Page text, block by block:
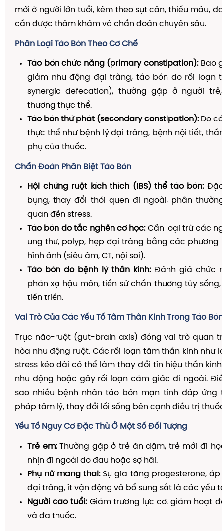
mới ở người lớn tuổi, kèm theo sụt cân, thiếu máu,
cần được thăm khám và chẩn đoán chuyên sâu.
Phân Loại Táo Bón Theo Cơ Chế
Táo bón chức năng (primary constipation):Bao
giảm nhu động đại tràng, táo bón do rối loạn
synergic defecation), thường gặp ở người
thương thực thể.
Táo bón thứ phát (secondary constipation):Do
thực thể như bệnh lý đại tràng, bệnh nội tiết,
phụ của thuốc.
Chẩn Đoán Phân Biệt Táo Bón
Hội chứng ruột kích thích (IBS) thể táo bón:Đặc
bụng, thay đổi thói quen đi ngoài, phân
quan đến stress.
Táo bón do tắc nghẽn cơ học:Cần loại trừ các
ung thư, polyp, hẹp đại tràng bằng các phương
hình ảnh (siêu âm, CT, nội soi).
Táo bón do bệnh lý thần kinh:Đánh giá chức
phản xạ hậu môn, tiền sử chấn thương tủy
tiến triển.
Vai Trò Của Các Yếu Tố Tâm Thần Kinh Trong Táo
Trục não-ruột (gut-brain axis) đóng vai trò quan
hòa nhu động ruột. Các rối loạn tâm thần kinh như
stress kéo dài có thể làm thay đổi tín hiệu thần
nhu động hoặc gây rối loạn cảm giác đi ngoài.
sao nhiều bệnh nhân táo bón mạn tính đáp ứng
pháp tâm lý, thay đổi lối sống bên cạnh điều trị
Yếu Tố Nguy Cơ Đặc Thù Ở Một Số Đối Tượng
Trẻ em:Thường gặp ở trẻ ăn dặm, trẻ mới đi
nhịn đi ngoài do đau hoặc sợ hãi.
Phụ nữ mang thai:Sự gia tăng progesterone,
đại tràng, ít vận động và bổ sung sắt là các yếu
Người cao tuổi:Giảm trương lực cơ, giảm hoạt
và đa thuốc.